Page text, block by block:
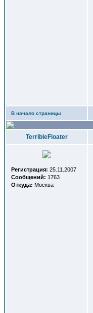
В начало страницы
TerribleFloater
Регистрация: 25.11.2007
Сообщений: 1763
Откуда: Москва